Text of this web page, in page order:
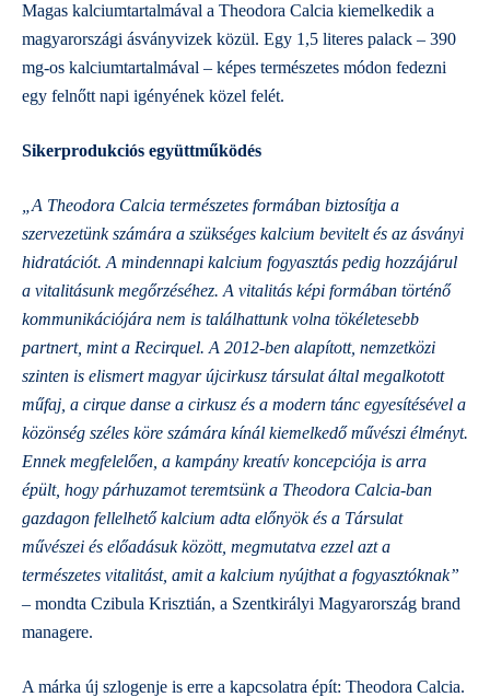
Magas kalciumtartalmával a Theodora Calcia kiemelkedik a
magyarországi ásványvizek közül. Egy 1,5 literes palack – 390
mg-os kalciumtartalmával – képes természetes módon fedezni
egy felnőtt napi igényének közel felét.
Sikerprodukciós együttműködés
„A Theodora Calcia természetes formában biztosítja a
szervezetünk számára a szükséges kalcium bevitelt és az ásványi
hidratációt. A mindennapi kalcium fogyasztás pedig hozzájárul
a vitalitásunk megőrzéséhez. A vitalitás képi formában történő
kommunikációjára nem is találhattunk volna tökéletesebb
partnert, mint a Recirquel. A 2012-ben alapított, nemzetközi
szinten is elismert magyar újcirkusz társulat által megalkotott
műfaj, a cirque danse a cirkusz és a modern tánc egyesítésével a
közönség széles köre számára kínál kiemelkedő művészi élményt.
Ennek megfelelően, a kampány kreatív koncepciója is arra
épült, hogy párhuzamot teremtsünk a Theodora Calcia-ban
gazdagon fellelhető kalcium adta előnyök és a Társulat
művészei és előadásuk között, megmutatva ezzel azt a
természetes vitalitást, amit a kalcium nyújthat a fogyasztóknak”
– mondta Czibula Krisztián, a Szentkirályi Magyarország brand
managere.
A márka új szlogenje is erre a kapcsolatra épít: Theodora Calcia.